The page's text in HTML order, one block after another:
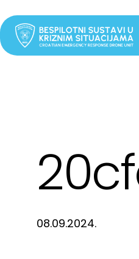
to
main
content
08.09.2024.